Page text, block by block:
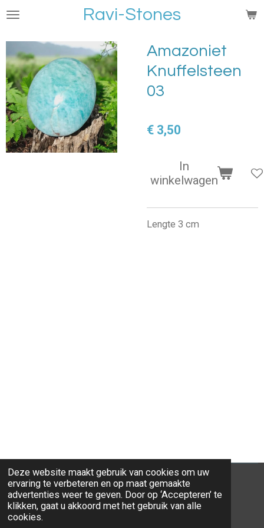
Deze website maakt gebruik van cookies om uw
ervaring te verbeteren en op maat gemaakte
advertenties weer te geven. Door op ‘Accepteren’ te
klikken, gaat u akkoord met het gebruik van alle
cookies.
Ga
naar
de
hoofdinhoud
Ravi-Stones
Amazoniet
Knuffelsteen
03
€ 3,50
In
winkelwagen
Lengte 3 cm
© 2026 Ravi-Stones